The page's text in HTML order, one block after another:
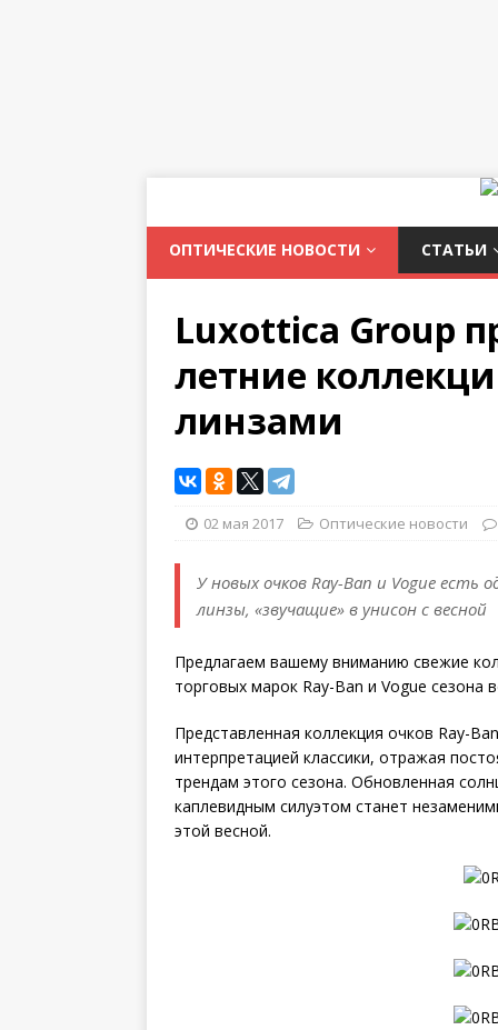
ОПТИЧЕСКИЕ НОВОСТИ СТАТЬИ
Luxottica Group
летние
линзами
02 мая 2017 Оптические новости
У новых очков Ray-Ban и Vogue есть
линзы, «звучащие» в унисон с весной
Предлагаем вашему вниманию свежие
торговых марок Ray-Ban и Vogue сезона
Представленная коллекция очков Ray-
интерпретацией классики, отражая
трендам этого сезона. Обновленная
каплевидным силуэтом станет
этой весной.